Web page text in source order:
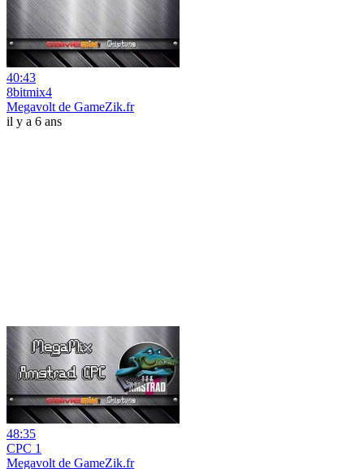
40:43
8bitmix4
Megavolt de GameZik.fr
il y a 6 ans
48:35
CPC 1
Megavolt de GameZik.fr